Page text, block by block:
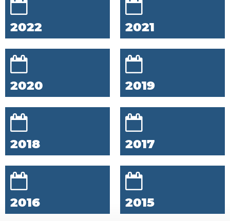
2022 2021
2020 2019
2018 2017
2016 2015